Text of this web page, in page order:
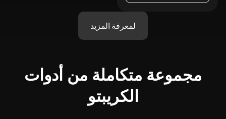
لمعرفة المزيد
مجموعة متكاملة من أدوات
الكريبتو